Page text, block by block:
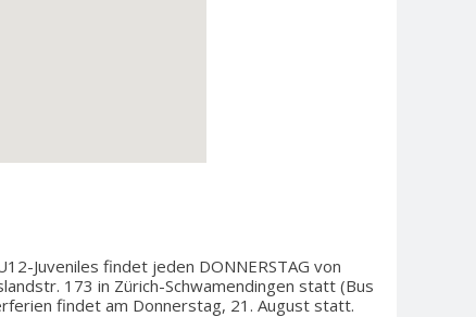
Juveniles findet jeden DONNERSTAG von
173 in Zürich-Schwamendingen statt (Bus
findet am Donnerstag, 21. August statt.